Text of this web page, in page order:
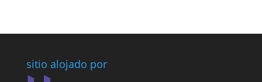
HISTORIA
sitio alojado por